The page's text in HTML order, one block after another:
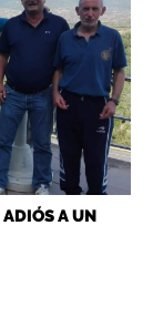
ADIÓS A UN